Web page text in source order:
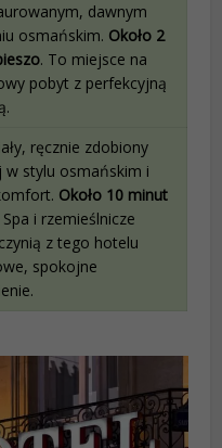
dawnym
osmańskim. Około 2
. To miejsce na
pobyt z perfekcyjną
ręcznie zdobiony
w stylu osmańskim i
Około 10 minut
Spa i rzemieślnicze
z tego hotelu
spokojne